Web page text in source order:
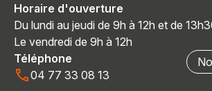
Horaire d'ouverture
Du lundi au jeudi de 9h à 12h et de
Le vendredi de 9h à 12h
Téléphone
04 77 33 08 13